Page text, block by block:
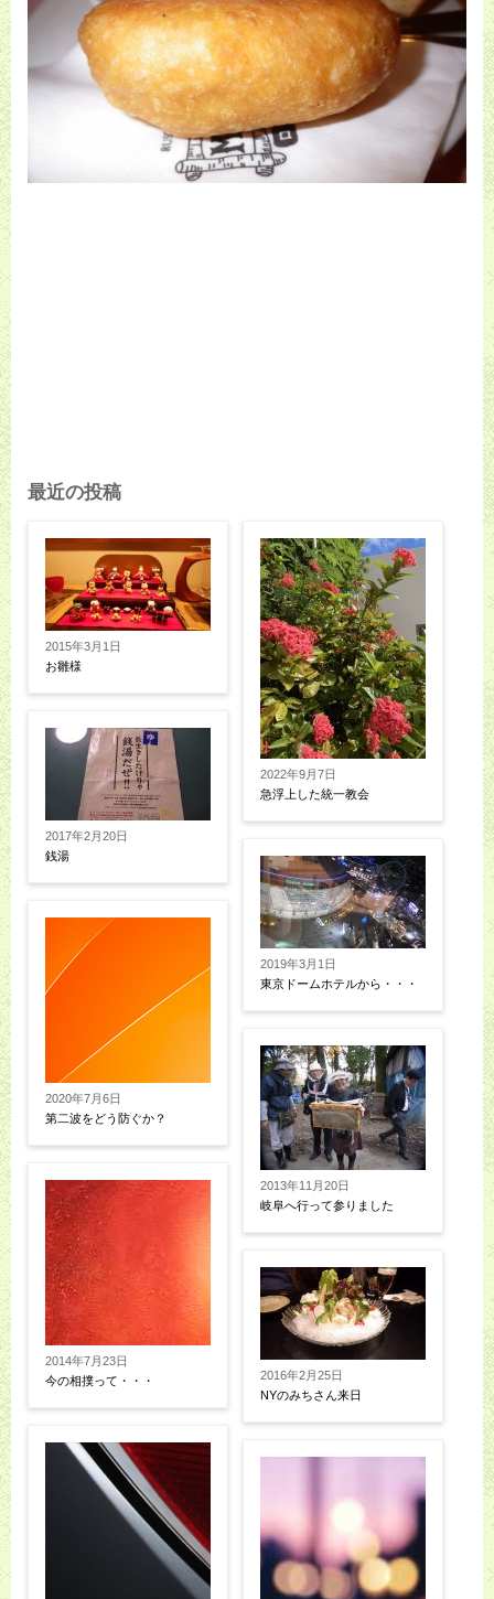
最近の投稿
2015年3月1日
お雛様
2017年2月20日
銭湯
2020年7月6日
第二波をどう防ぐか？
2014年7月23日
今の相撲って・・・
2022年9月7日
急浮上した統一教会
2019年3月1日
東京ドームホテルから・・・
2013年11月20日
岐阜へ行って参りました
2016年2月25日
NYのみちさん来日